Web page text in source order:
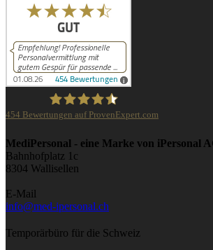
iPersonal
454 Bewertungen auf ProvenExpert.com
MediPersonal - eine Marke von iPersonal
Bahnhofplatz 1c
8304 Wallisellen
E-Mail
info@med-ipersonal.ch
Temporärbüro für die Schweiz